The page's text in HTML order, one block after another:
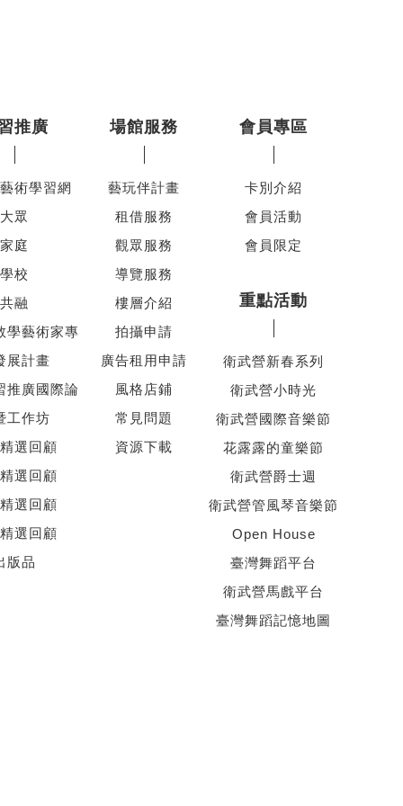
推廣
術學習網
大眾
家庭
學校
共融
學藝術家專
展計畫
推廣國際論
工作坊
選回顧
選回顧
選回顧
選回顧
版品
場館服務
藝玩伴計畫
租借服務
觀眾服務
導覽服務
樓層介紹
拍攝申請
廣告租用申請
風格店鋪
常見問題
資源下載
會員專區
卡別介紹
會員活動
會員限定
重點活動
衛武營新春系列
衛武營小時光
衛武營國際音樂節
花露露的童樂節
衛武營爵士週
衛武營管風琴音樂節
Open House
臺灣舞蹈平台
衛武營馬戲平台
臺灣舞蹈記憶地圖